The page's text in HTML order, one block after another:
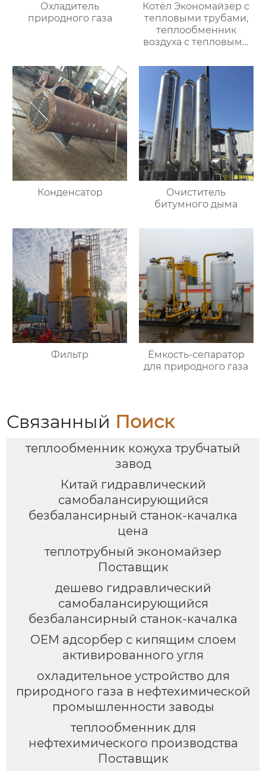
Охладитель
природного газа
Котёл Экономайзер с
тепловыми трубами,
теплообменник
воздуха с тепловыми
Конденсатор
Очиститель
битумного дыма
Фильтр
Ёмкость-сепаратор
для природного газа
Связанный Поиск
теплообменник кожуха трубчатый
завод
Китай гидравлический
самобалансирующийся
безбалансирный станок-качалка
цена
теплотрубный экономайзер
Поставщик
дешево гидравлический
самобалансирующийся
безбалансирный станок-качалка
OEM адсорбер с кипящим слоем
активированного угля
охладительное устройство для
природного газа в нефтехимической
промышленности заводы
теплообменник для
нефтехимического производства
Поставщик